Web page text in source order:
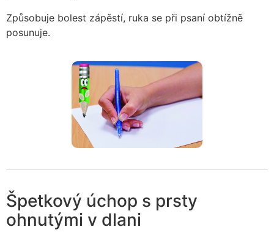
Způsobuje bolest zápěstí, ruka se při psaní obtížně
posunuje.
Špetkový úchop s prsty
ohnutými v dlani